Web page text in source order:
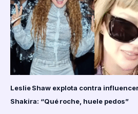
Leslie Shaw explota contra
Shakira: “Qué roche, huele pedos”